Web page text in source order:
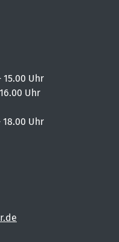
15.00 Uhr
Uhr
18.00 Uhr